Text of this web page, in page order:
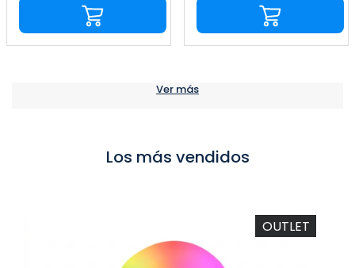
Ver más
Los más vendidos
OUTLET